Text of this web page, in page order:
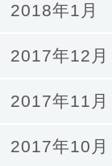
2018年1月
2017年12月
2017年11月
2017年10月